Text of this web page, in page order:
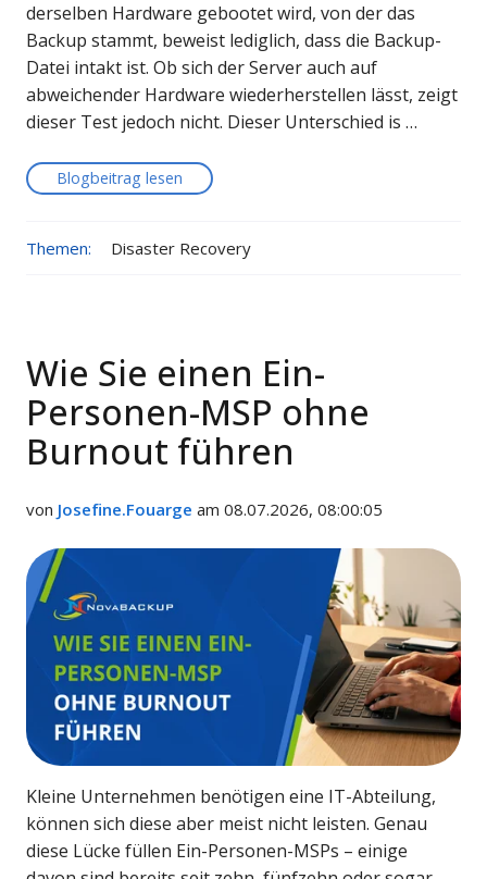
derselben Hardware gebootet wird, von der das
Backup stammt, beweist lediglich, dass die Backup-
Datei intakt ist. Ob sich der Server auch auf
abweichender Hardware wiederherstellen lässt, zeigt
dieser Test jedoch nicht. Dieser Unterschied is …
Blogbeitrag lesen
Themen: Disaster Recovery
Wie Sie einen Ein-
Personen-MSP ohne
Burnout führen
von Josefine.Fouarge am 08.07.2026, 08:00:05
Kleine Unternehmen benötigen eine IT-Abteilung,
können sich diese aber meist nicht leisten. Genau
diese Lücke füllen Ein-Personen-MSPs – einige